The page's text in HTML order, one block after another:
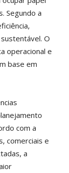
Segundo a
O
operacional e
base em
com a
comerciais e
a